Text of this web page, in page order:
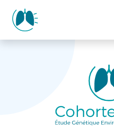
Panneau de gestion des cookies